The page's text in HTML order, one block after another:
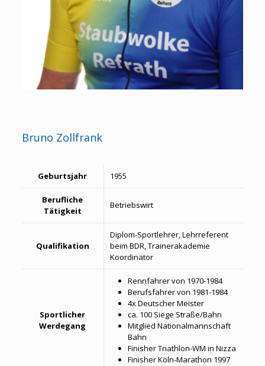
Bruno Zollfrank
Geburtsjahr 1955
Berufliche
Tätigkeit
Betriebswirt
Qualifikation
Diplom-Sportlehrer, Lehrreferent
beim BDR, Trainerakademie
Koordinator
Sportlicher
Werdegang
Rennfahrer von 1970-1984
Berufsfahrer von 1981-1984
4x Deutscher Meister
ca. 100 Siege Straße/Bahn
Mitglied Nationalmannschaft
Bahn
Finisher Triathlon-WM in Nizza
Finisher Köln-Marathon 1997